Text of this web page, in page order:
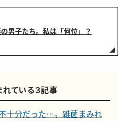
男子たち。私は「何位」？
ている３記事
十分だった…。雑菌まみれ